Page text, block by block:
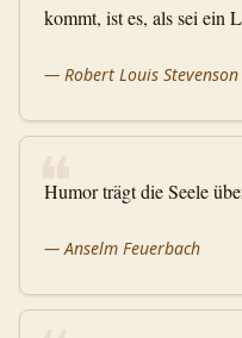
kommt, ist es, als sei ein
— Robert Louis Stevenson
❝
Humor trägt die Seele
—Anselm Feuerbach